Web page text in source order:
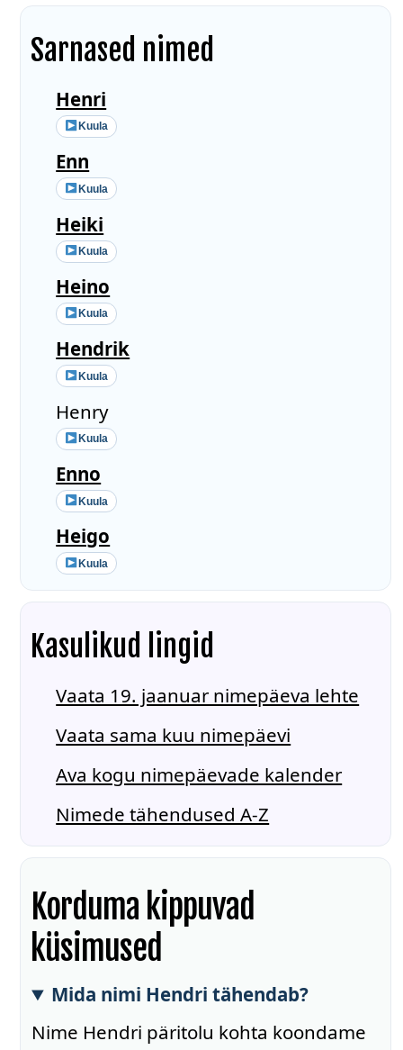
Sarnased nimed
Henri
Kuula
Enn
Kuula
Heiki
Kuula
Heino
Kuula
Hendrik
Kuula
Henry
Kuula
Enno
Kuula
Heigo
Kuula
Kasulikud lingid
Vaata 19. jaanuar nimepäeva lehte
Vaata sama kuu nimepäevi
Ava kogu nimepäevade kalender
Nimede tähendused A-Z
Korduma kippuvad
küsimused
Mida nimi Hendri tähendab?
Nime Hendri päritolu kohta koondame